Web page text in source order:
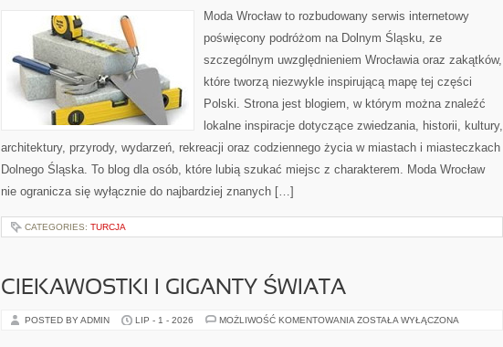
Moda Wrocław to rozbudowany serwis internetowy
poświęcony podróżom na Dolnym Śląsku, ze
szczególnym uwzględnieniem Wrocławia oraz zakątków,
które tworzą niezwykle inspirującą mapę tej części
Polski. Strona jest blogiem, w którym można znaleźć
lokalne inspiracje dotyczące zwiedzania, historii, kultury,
architektury, przyrody, wydarzeń, rekreacji oraz codziennego życia w miastach i miasteczkach
Dolnego Śląska. To blog dla osób, które lubią szukać miejsc z charakterem. Moda Wrocław
nie ogranicza się wyłącznie do najbardziej znanych […]
CATEGORIES: TURCJA
CIEKAWOSTKI I GIGANTY ŚWIATA
POSTED BY ADMIN LIP - 1 - 2026 MOŻLIWOŚĆ KOMENTOWANIA CIEKAWOSTKI
ZOSTAŁA WYŁĄCZONA